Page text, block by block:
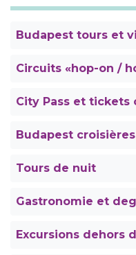
Budapest tours et
Circuits «hop-on /
City Pass et tickets
Budapest croisières
Tours de nuit
Gastronomie et
Excursions dehors